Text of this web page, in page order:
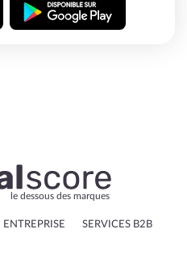
le dessous des marques
SERVICES B2B